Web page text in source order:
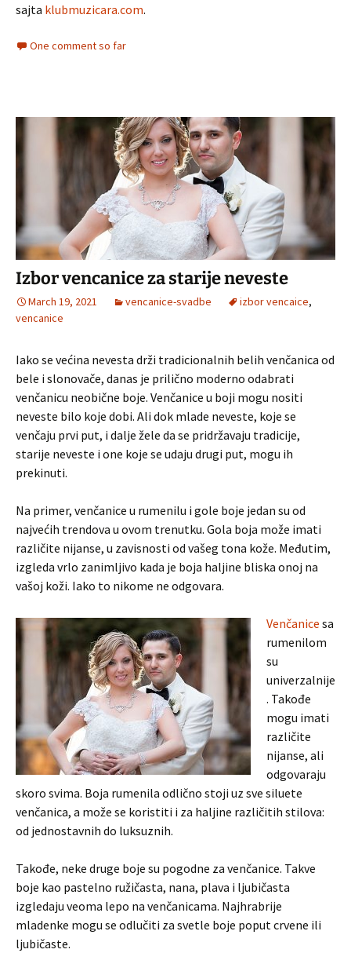
sajta klubmuzicara.com.
One comment so far
Izbor vencanice za starije neveste
March 19, 2021 vencanice-svadbe izbor vencaice,
vencanice
Iako se većina nevesta drži tradicionalnih belih venčanica od
bele i slonovače, danas je prilično moderno odabrati
venčanicu neobične boje. Venčanice u boji mogu nositi
neveste bilo koje dobi. Ali dok mlade neveste, koje se
venčaju prvi put, i dalje žele da se pridržavaju tradicije,
starije neveste i one koje se udaju drugi put, mogu ih
prekinuti.
Na primer, venčanice u rumenilu i gole boje jedan su od
najvećih trendova u ovom trenutku. Gola boja može imati
različite nijanse, u zavisnosti od vašeg tona kože. Međutim,
izgleda vrlo zanimljivo kada je boja haljine bliska onoj na
vašoj koži. Iako to nikome ne odgovara.
Venčanice sa
rumenilom
su
univerzalnije
. Takođe
mogu imati
različite
nijanse, ali
odgovaraju
skoro svima. Boja rumenila odlično stoji uz sve siluete
venčanica, a može se koristiti i za haljine različitih stilova:
od jednostavnih do luksuznih.
Takođe, neke druge boje su pogodne za venčanice. Takve
boje kao pastelno ružičasta, nana, plava i ljubičasta
izgledaju veoma lepo na venčanicama. Najhrabrije
mladenke mogu se odlučiti za svetle boje poput crvene ili
ljubičaste.